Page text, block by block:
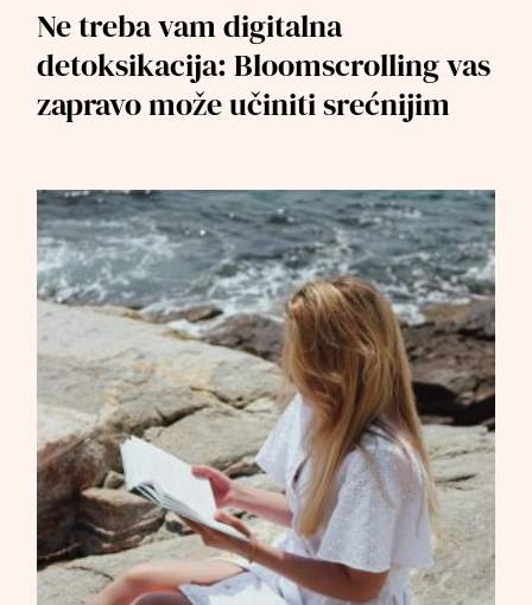
Ne treba vam digitalna
detoksikacija: Bloomscrolling vas
zapravo može učiniti srećnijim